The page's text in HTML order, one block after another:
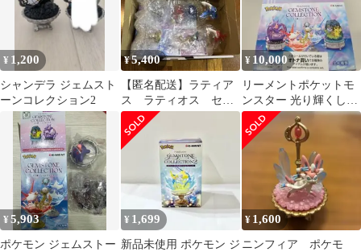
¥ 1,200
シャンデラ ジェムスト
ーンコレクション2
¥5,400
【匿名配送】ラティア
ス ラティオス セッ
ト売り ポケモン ジ
ェムストーン
¥ 10,000
リーメントポケットモ
ンスター 光り輝くしん
ぴのキセキ 1BOX 845
10
¥5,903
ポケモン ジェムストー
¥ 1,699
新品未使用 ポケモン ジ
¥ 1,600
ニンフィア ポケモ